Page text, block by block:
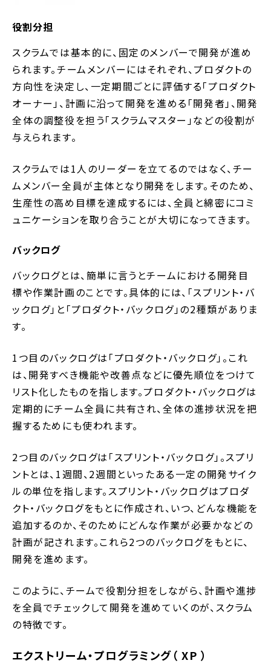
役割分担
スクラムでは基本的に、固定のメンバーで開発が進め
られます。チームメンバーにはそれぞれ、プロダクトの
方向性を決定し、一定期間ごとに評価する「プロダクト
オーナー」、計画に沿って開発を進める「開発者」、開発
全体の調整役を担う「スクラムマスター」などの役割が
与えられます。
スクラムでは1人のリーダーを立てるのではなく、チー
ムメンバー全員が主体となり開発をします。そのため、
生産性の高め目標を達成するには、全員と綿密にコミ
ュニケーションを取り合うことが大切になってきます。
バックログ
バックログとは、簡単に言うとチームにおける開発目
標や作業計画のことです。具体的には、「スプリント・バ
ックログ」と「プロダクト・バックログ」の2種類がありま
す。
1つ目のバックログは「プロダクト・バックログ」。これ
は、開発すべき機能や改善点などに優先順位をつけて
リスト化したものを指します。プロダクト・バックログは
定期的にチーム全員に共有され、全体の進捗状況を把
握するためにも使われます。
2つ目のバックログは「スプリント・バックログ」。スプリ
ントとは、1週間、2週間といったある一定の開発サイク
ルの単位を指します。スプリント・バックログはプロダ
クト・バックログをもとに作成され、いつ、どんな機能を
追加するのか、そのためにどんな作業が必要かなどの
計画が記されます。これら2つのバックログをもとに、
開発を進めます。
このように、チームで役割分担をしながら、計画や進捗
を全員でチェックして開発を進めていくのが、スクラム
の特徴です。
エクストリーム・プログラミング（ XP ）